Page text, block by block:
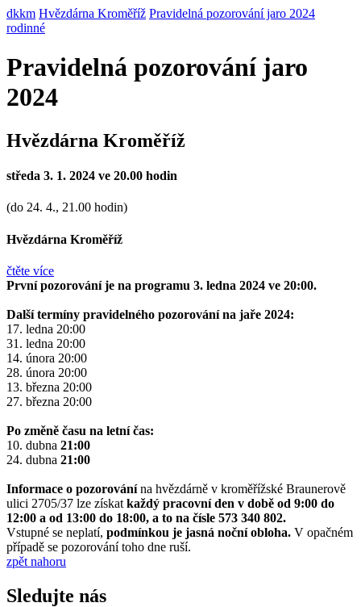
dkkm Hvězdárna Kroměříž Pravidelná pozorování jaro 2024
rodinné
Pravidelná pozorování jaro
2024
Hvězdárna Kroměříž
středa 3. 1. 2024 ve 20.00 hodin
(do 24. 4., 21.00 hodin)
Hvězdárna Kroměříž
čtěte více
První pozorování je na programu 3. ledna 2024 ve 20:00.
Další termíny pravidelného pozorování na jaře 2024:
17. ledna 20:00
31. ledna 20:00
14. února 20:00
28. února 20:00
13. března 20:00
27. března 20:00
Po změně času na letní čas:
10. dubna 21:00
24. dubna 21:00
Informace o pozorovánína hvězdárně v kroměřížské Braunerově
ulici 2705/37 lze získat každý pracovní den v době od 9:00 do
12:00 a od 13:00 do 18:00, a to na čísle 573 340 802.
Vstupné se neplatí, podmínkou je jasná noční obloha. V opačném
případě se pozorování toho dne ruší.
zpět nahoru
Sledujte nás